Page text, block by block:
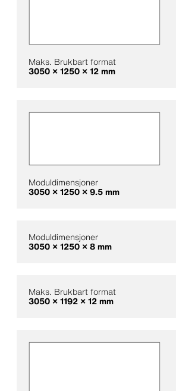
Maks. Brukbart format
3050 × 1250 × 12 mm
Moduldimensjoner
3050 × 1250 × 9.5 mm
Moduldimensjoner
3050 × 1250 × 8 mm
Maks. Brukbart format
3050 × 1192 × 12 mm